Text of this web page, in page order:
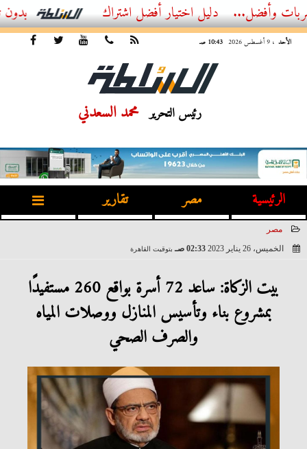
أفضل اشتراك IPTV بدون تقطيع 2026 – دليل المشاهد العصري
الأحد ، 9 أغسطس 2026 10:43 صـ
رئيس التحرير محمد السعدني
الرئيسية مصر تقارير
مصر
الخميس، 26 يناير 2023
02:33 صـ بتوقيت القاهرة
بيت الزكاة: ساعد 72 أسرة بواقع 260 مستفيدًا
بمشروع بناء وتأسيس المنازل ووصلات المياه
والصرف الصحي